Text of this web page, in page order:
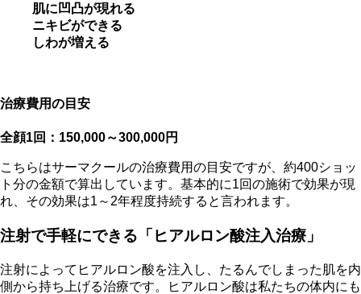
肌に凹凸が現れる
ニキビができる
しわが増える
治療費用の目安
全顔1回：150,000～300,000円
こちらはサーマクールの治療費用の目安ですが、約400ショッ
ト分の金額で算出しています。基本的に1回の施術で効果が現
れ、その効果は1～2年程度持続すると言われます。
注射で手軽にできる「ヒアルロン酸注入治療」
注射によってヒアルロン酸を注入し、たるんでしまった肌を内
側から持ち上げる治療です。ヒアルロン酸は私たちの体内にも